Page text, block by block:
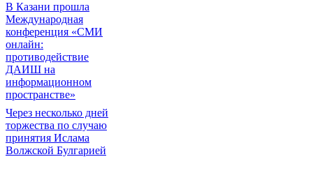
В Казани прошла
Международная
конференция «СМИ
онлайн:
противодействие
ДАИШ на
информационном
пространстве»
Через несколько дней
торжества по случаю
принятия Ислама
Волжской Булгарией